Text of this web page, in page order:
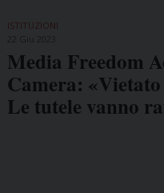
ISTITUZIONI
Media Freedom
Camera:
Le tutele vanno